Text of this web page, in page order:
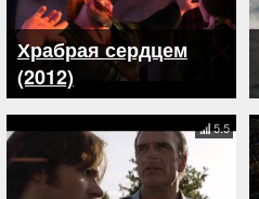
Храбрая сердцем
(2012)
5.5